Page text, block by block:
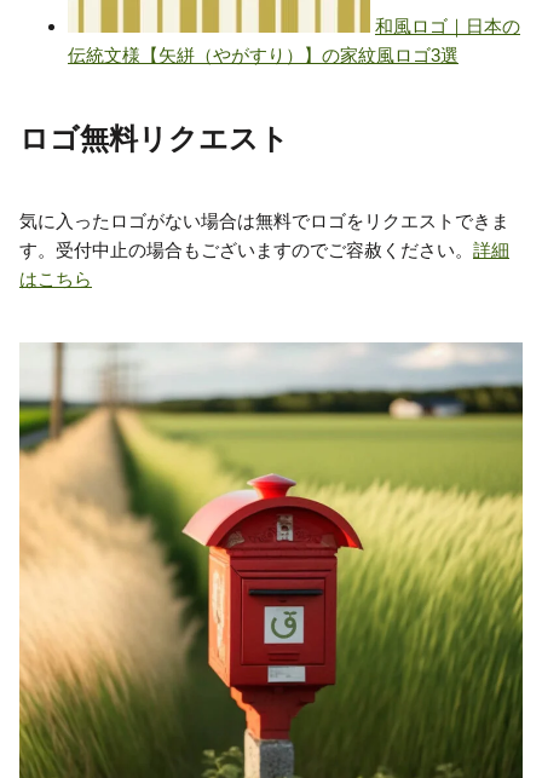
ロゴ無料リクエスト
気に入ったロゴがない場合は無料でロゴをリクエストできま
す。受付中止の場合もございますのでご容赦ください。 詳細
はこちら